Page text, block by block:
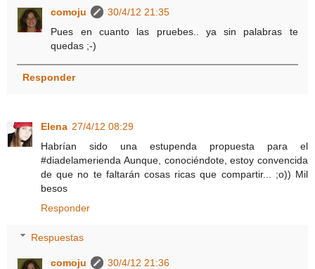
comoju
30/4/12 21:35
Pues en cuanto las pruebes.. ya sin palabras te
quedas ;-)
Responder
Elena 27/4/12 08:29
Habrían sido una estupenda propuesta para el
#diadelamerienda Aunque, conociéndote, estoy convencida
de que no te faltarán cosas ricas que compartir... ;o)) Mil
besos
Responder
Respuestas
comoju
30/4/12 21:36